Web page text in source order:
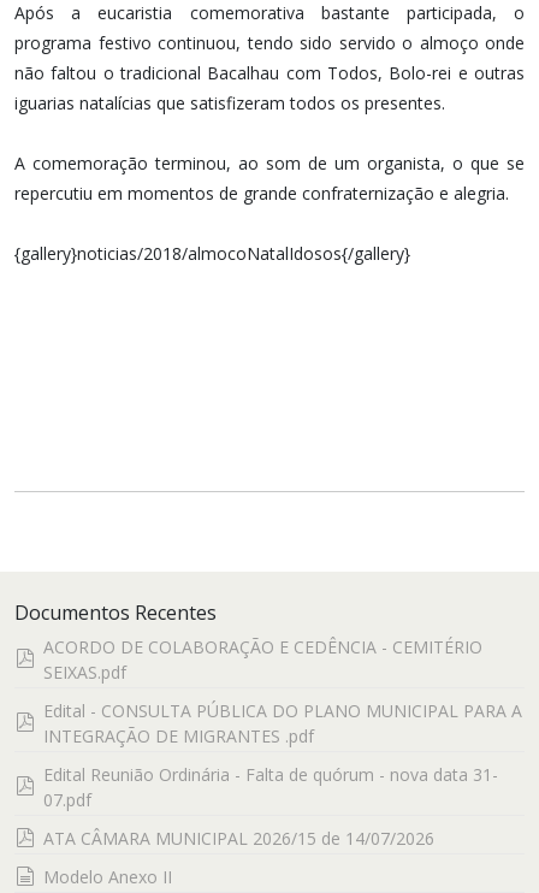
Após a eucaristia comemorativa bastante participada, o
programa festivo continuou, tendo sido servido o almoço onde
não faltou o tradicional Bacalhau com Todos, Bolo-rei e outras
iguarias natalícias que satisfizeram todos os presentes.
A comemoração terminou, ao som de um organista, o que se
repercutiu em momentos de grande confraternização e alegria.
{gallery}noticias/2018/almocoNatalIdosos{/gallery}
Documentos Recentes
pdf
ACORDO DE COLABORAÇÃO E CEDÊNCIA - CEMITÉRIO
SEIXAS.pdf
pdf
Edital - CONSULTA PÚBLICA DO PLANO MUNICIPAL PARA A
INTEGRAÇÃO DE MIGRANTES .pdf
pdf
Edital Reunião Ordinária - Falta de quórum - nova data 31-
07.pdf
pdf
ATA CÂMARA MUNICIPAL 2026/15 de 14/07/2026
documento
Modelo Anexo II